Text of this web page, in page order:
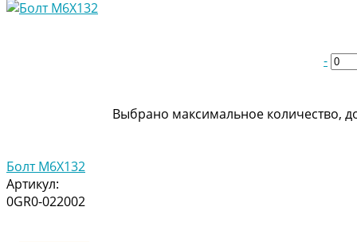
-
Выбрано максимальное количество,
Болт M6X132
Артикул:
0GR0-022002